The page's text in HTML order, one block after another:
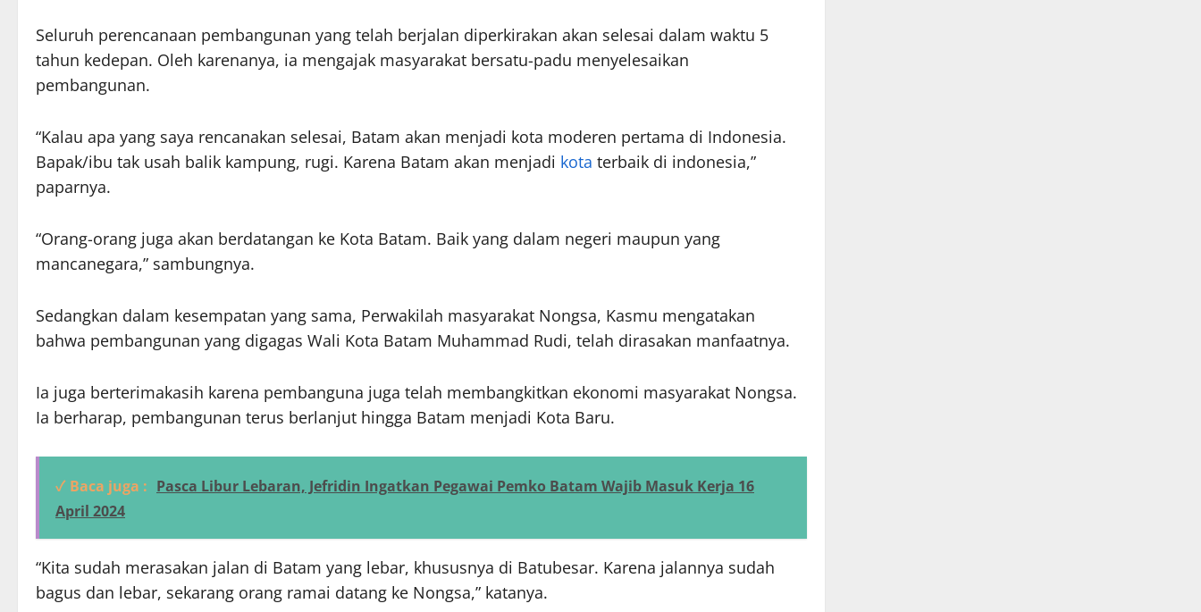
Seluruh perencanaan pembangunan yang telah berjalan diperkirakan akan selesai dalam waktu 5
tahun kedepan. Oleh karenanya, ia mengajak masyarakat bersatu-padu menyelesaikan
pembangunan.
“Kalau apa yang saya rencanakan selesai, Batam akan menjadi kota moderen pertama di Indonesia.
Bapak/ibu tak usah balik kampung, rugi. Karena Batam akan menjadi kota terbaik di indonesia,”
paparnya.
“Orang-orang juga akan berdatangan ke Kota Batam. Baik yang dalam negeri maupun yang
mancanegara,” sambungnya.
Sedangkan dalam kesempatan yang sama, Perwakilah masyarakat Nongsa, Kasmu mengatakan
bahwa pembangunan yang digagas Wali Kota Batam Muhammad Rudi, telah dirasakan manfaatnya.
Ia juga berterimakasih karena pembanguna juga telah membangkitkan ekonomi masyarakat Nongsa.
Ia berharap, pembangunan terus berlanjut hingga Batam menjadi Kota Baru.
✓ Baca juga : Pasca Libur Lebaran, Jefridin Ingatkan Pegawai Pemko Batam Wajib Masuk Kerja 16
April 2024
“Kita sudah merasakan jalan di Batam yang lebar, khususnya di Batubesar. Karena jalannya sudah
bagus dan lebar, sekarang orang ramai datang ke Nongsa,” katanya.